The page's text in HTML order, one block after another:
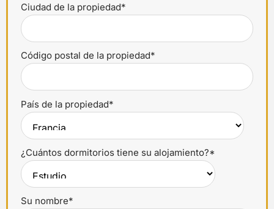
Ciudad de la propiedad*
Código postal de la propiedad*
País de la propiedad*
¿Cuántos dormitorios tiene su alojamiento?*
Su nombre*